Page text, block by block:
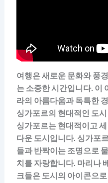
여행은 새로운 문화와 풍
는 소중한 시간입니다. 이
라의 아름다움과 독특한
싱가포르의 현대적인 도
싱가포르는 현대적이고
다운 도시입니다. 싱가포
들과 반짝이는 조명으로
치를 자랑합니다. 마리나
크들은 도시의 아이콘으